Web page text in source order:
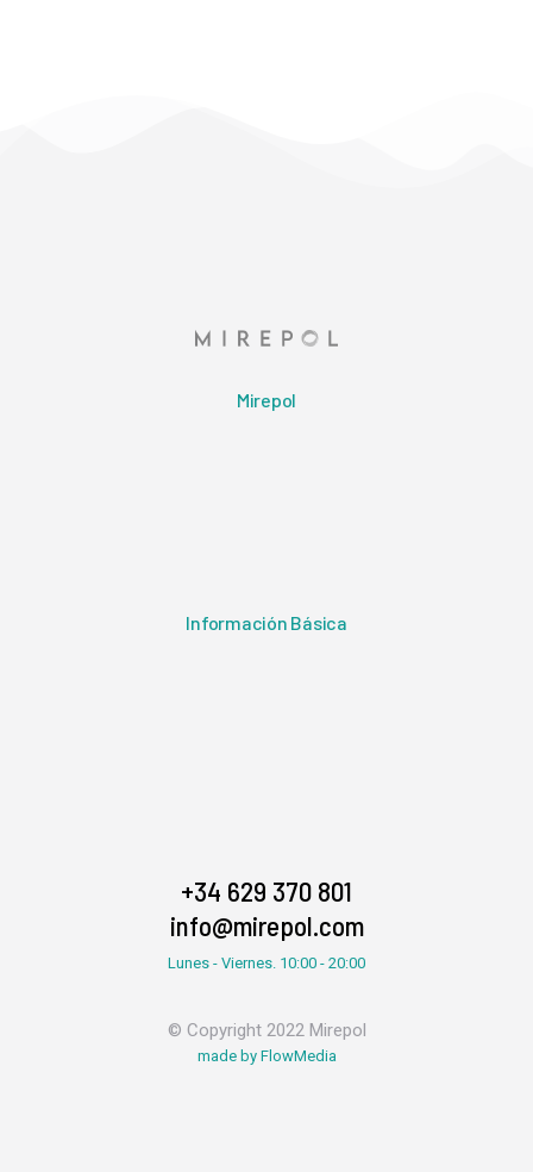
Mirepol
Información Básica
+34 629 370 801
info@mirepol.com
Lunes - Viernes. 10:00 - 20:00
© Copyright 2022 Mirepol
made by FlowMedia